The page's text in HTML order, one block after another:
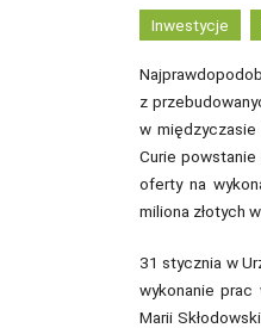
Inwestycje
z
w międzyczasie
Curie
oferty na
miliona złotych
31 stycznia w
wykonanie prac
Marii